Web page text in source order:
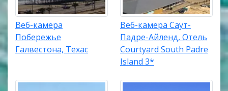
Веб-камера
Побережье
Галвестона, Техас
Веб-камера Саут-
Падре-Айленд, Отель
Courtyard South Padre
Island 3*